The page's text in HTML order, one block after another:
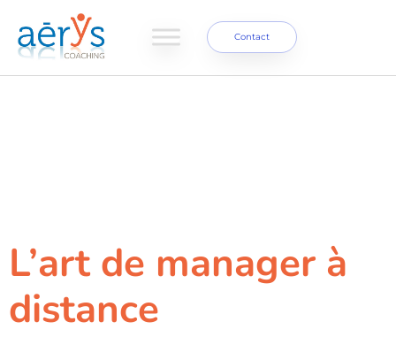
Contact
L’art de manager à
distance